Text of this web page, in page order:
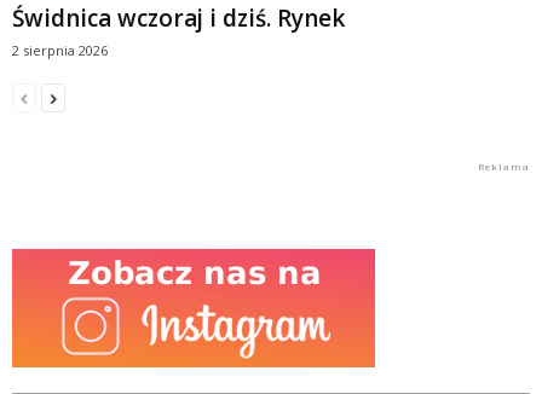
Świdnica wczoraj i dziś. Rynek
2 sierpnia 2026